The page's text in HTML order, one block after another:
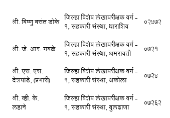
श्री. विष्णु वसंत डोके जिल्हा विशेष लेखापरीक्षक वर्ग -
1, सहकारी संस्था, धाराशिव 02472
श्री. जे. आर. गवळे जिल्हा विशेष लेखापरीक्षक वर्ग -
1, सहकारी संस्था, अमरावती 0721
श्री. एस. एस.
देशपांडे, (प्रभारी)
जिल्हा विशेष लेखापरीक्षक वर्ग -
1, सहकारी संस्था, अकोला 0724
श्री. व्ही. के.
लहाने
जिल्हा विशेष लेखापरीक्षक वर्ग -
1, सहकारी संस्था, बुलढाणा 07262